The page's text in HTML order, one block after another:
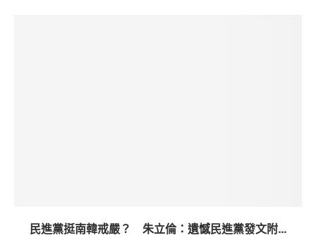
民進黨挺南韓戒嚴？ 朱立倫：遺憾民進黨發文附...